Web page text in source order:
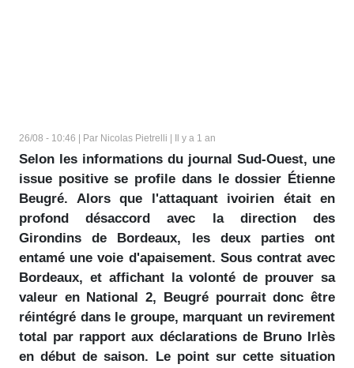
26/08 - 10:46 | Par Nicolas Pietrelli | Il y a 1 an
Selon les informations du journal Sud-Ouest, une
issue positive se profile dans le dossier Étienne
Beugré. Alors que l'attaquant ivoirien était en
profond désaccord avec la direction des
Girondins de Bordeaux, les deux parties ont
entamé une voie d'apaisement. Sous contrat avec
Bordeaux, et affichant la volonté de prouver sa
valeur en National 2, Beugré pourrait donc être
réintégré dans le groupe, marquant un revirement
total par rapport aux déclarations de Bruno Irlès
en début de saison. Le point sur cette situation